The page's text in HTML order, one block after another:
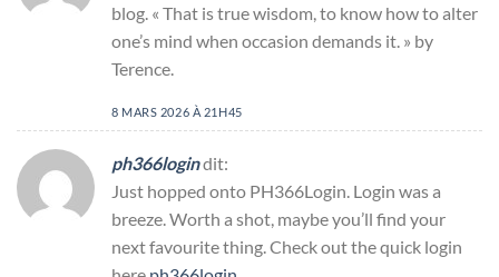
blog. « That is true wisdom, to know how to alter
one’s mind when occasion demands it. » by
Terence.
8 MARS 2026 À 21H45
ph366logindit:
Just hopped onto PH366Login. Login was a
breeze. Worth a shot, maybe you’ll find your
next favourite thing. Check out the quick login